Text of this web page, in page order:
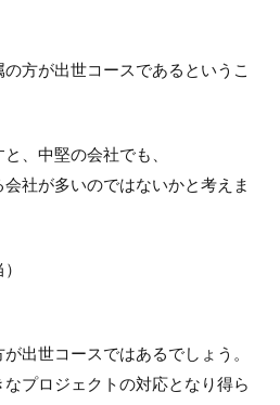
方が出世コースであるというこ
、中堅の会社でも、
社が多いのではないかと考えま
出世コースではあるでしょう。
プロジェクトの対応となり得ら